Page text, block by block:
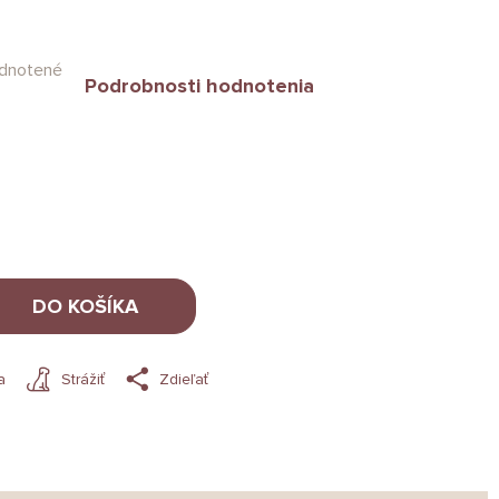
Podrobnosti hodnotenia
DO KOŠÍKA
Strážiť Zdieľať